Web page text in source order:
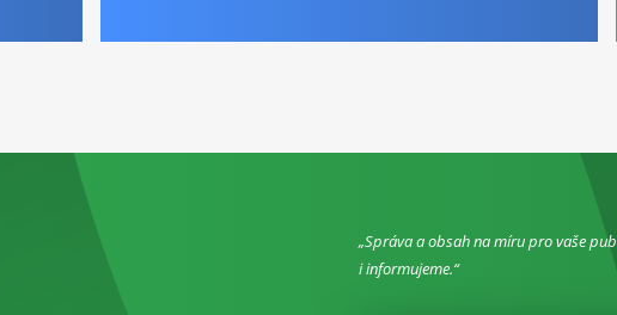
Správa a obsah na míru pro vaše
i informujeme.